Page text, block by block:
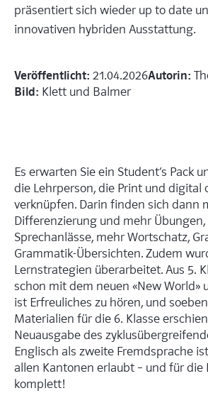
präsentiert sich wieder up to date
innovativen hybriden Ausstattung.
Veröffentlicht: 21.04.2026Autorin:
Bild: Klett und Balmer
Es erwarten Sie ein Student’s Pack
die Lehrperson, die Print und digital
verknüpfen. Darin finden sich dann
Differenzierung und mehr
Sprechanlässe, mehr Wortschatz,
Grammatik-Übersichten. Zudem
Lernstrategien überarbeitet. Aus 5.
schon mit dem neuen «New World»
ist Erfreuliches zu hören, und
Materialien für die 6. Klasse
Neuausgabe des
Englisch als zweite Fremdsprache
allen Kantonen erlaubt – und für die
komplett!